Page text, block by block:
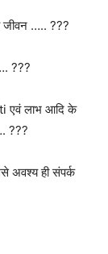
जीवन ….. ???
???
एवं लाभ आदि के
???
अवश्य ही संपर्क